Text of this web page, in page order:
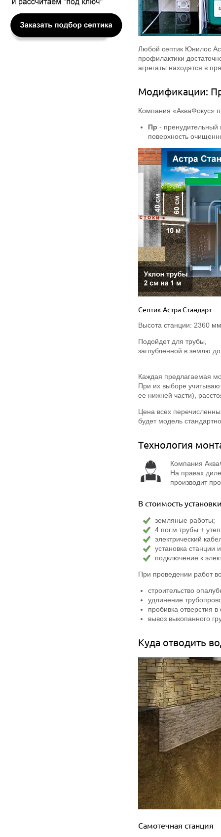
Любой септик Юнилос
профилактики
агрегаты находятся в
Модификации:
Компания «АкваФокус»
Пр - пренудительный
поверхность
Септик Астра Стандарт
Высота станции: 2360 мм
Подойдет для трубы,
заглубленной в землю
Каждая предлагаемая
При их выборе
ее нижней части),
Цена всех
будет модель
Технология
Компания
На правах
производит
В стоимость
земляные работы;
4 пог.м трубы +
электрический
установка станции
подключение к
При проведении работ
строительство
удлинение
пробивка отверстия
вывоз выкопанного
Куда отводить
Самотечная станция